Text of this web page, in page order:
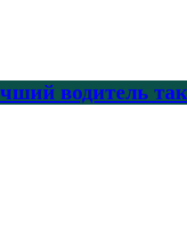
водитель